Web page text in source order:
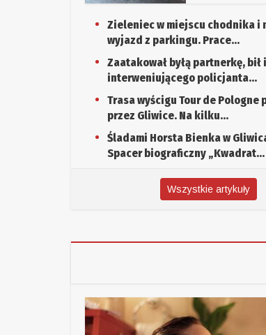
Zieleniec w miejscu chodnika i
wyjazd z parkingu. Prace...
Zaatakował byłą partnerkę, bił
interweniującego policjanta...
Trasa wyścigu Tour de Pologne
przez Gliwice. Na kilku...
Śladami Horsta Bienka w
Spacer biograficzny „Kwadrat...
Wszystkie artykuły